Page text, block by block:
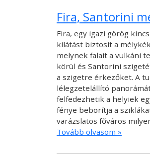
Fira, Santorini
Fira, egy igazi görög
kilátást biztosít a
melynek falait a vulkáni
körül és Santorini
a szigetre érkezőket. A
lélegzetelállító
felfedezhetik a helyiek
fénye beborítja a
varázslatos főváros
Tovább olvasom »